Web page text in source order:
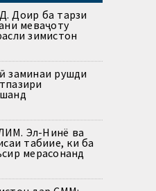
Доир ба тарзи
меваҷоту
зимистон
заминаи рушди
Эл-Нинё ва
табиие, ки ба
мерасонанд